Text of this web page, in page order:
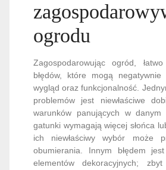
ogrodu
Zagospodarowując ogród,
błędów, które mogą negatywnie
wygląd oraz funkcjonalność.
problemów jest niewłaściwe
warunków panujących w danym
gatunki wymagają więcej słońca
ich niewłaściwy wybór może
obumierania. Innym błędem
elementów dekoracyjnych;